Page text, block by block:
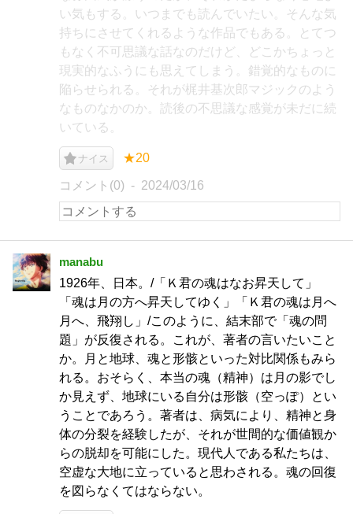
い気もする。いつまでも読んでいたい。そんな気
持ちにさせてくれるような作品でもある。とてつ
もなく不可思議な話なのだけど、どこかちょっと
現実的なふうにも思えてしまう。錯覚的なものに
陥らせられる。それが梶井基次郎マジックのよう
なものなかのか。読後の不思議な感覚が未だに続
いている。
ナイス ★20
コメント(0) 2024/03/16
manabu
1926年、日本。/「Ｋ君の魂はなお昇天して」
「魂は月の方へ昇天してゆく」「Ｋ君の魂は月へ
月へ、飛翔し」/このように、結末部で「魂の問
題」が反復される。これが、著者の言いたいこと
か。月と地球、魂と形骸といった対比関係もみら
れる。おそらく、本当の魂（精神）は月の影でし
か見えず、地球にいる自分は形骸（空っぽ）とい
うことであろう。著者は、病気により、精神と身
体の分裂を経験したが、それが世間的な価値観か
らの脱却を可能にした。現代人である私たちは、
空虚な大地に立っていると思わされる。魂の回復
を図らなくてはならない。